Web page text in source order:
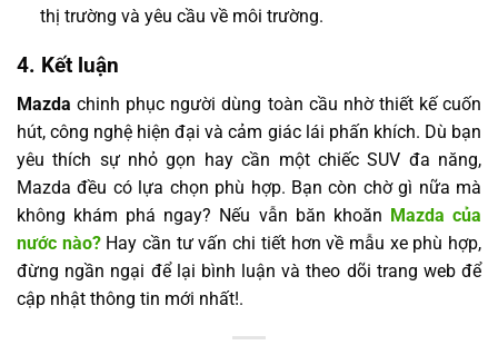
thị trường và yêu cầu về môi trường.
4. Kết luận
Mazdachinh phục người dùng toàn cầu nhờ thiết kế cuốn
hút, công nghệ hiện đại và cảm giác lái phấn khích. Dù bạn
yêu thích sự nhỏ gọn hay cần một chiếc SUV đa năng,
Mazda đều có lựa chọn phù hợp. Bạn còn chờ gì nữa mà
không khám phá ngay? Nếu vẫn băn khoăn Mazda của
nước nào?Hay cần tư vấn chi tiết hơn về mẫu xe phù hợp,
đừng ngần ngại để lại bình luận và theo dõi trang web để
cập nhật thông tin mới nhất!.